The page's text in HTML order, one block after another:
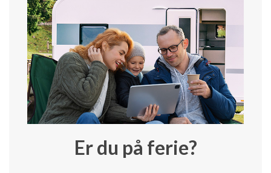
Er du på ferie?